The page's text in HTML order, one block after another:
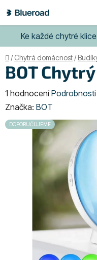
na
obsah
Ke každé chytré
Domů
/ Chytrá domácnost /
BOT
Průměrné
hodnocení
produktu
1 hodnocení
Značka: BOT
DOPORUČUJEME